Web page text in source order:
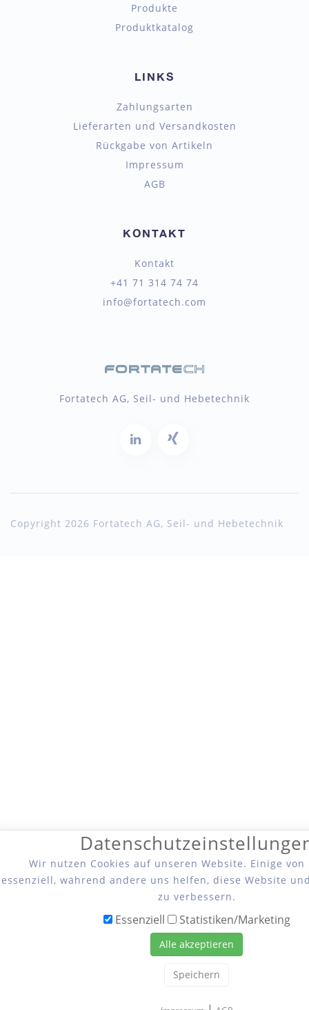
Produkte
Produktkatalog
LINKS
Zahlungsarten
Lieferarten und Versandkosten
Rückgabe von Artikeln
Impressum
AGB
KONTAKT
Kontakt
+41 71 314 74 74
info@fortatech.com
Fortatech AG, Seil- und Hebetechnik
Copyright 2026 Fortatech AG, Seil- und Hebetechnik
Wir nutzen Cookies auf unseren Website. Einige
essenziell, während andere uns helfen, diese Website
zu verbessern.
Essenziell Statistiken/Marketing
Alle akzeptieren
Speichern